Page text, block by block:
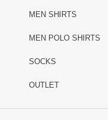
MEN SHIRTS
MEN POLO SHIRTS
SOCKS
OUTLET